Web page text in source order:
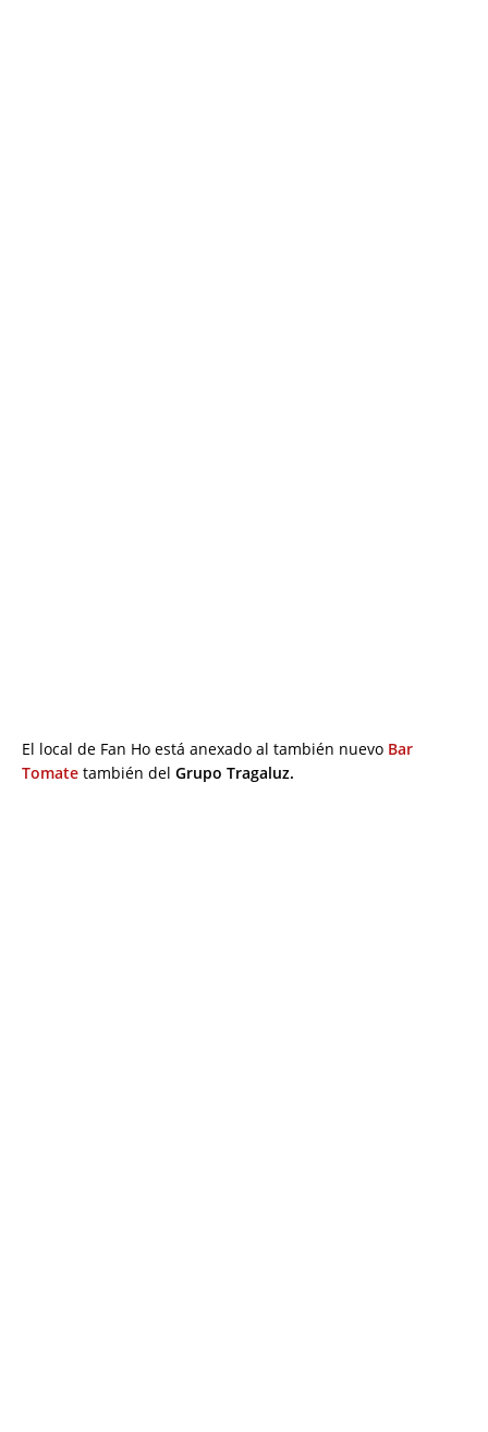
El local de Fan Ho está anexado al también nuevo Bar
Tomate también del Grupo Tragaluz.